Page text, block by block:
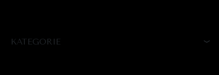
KATEGORIE